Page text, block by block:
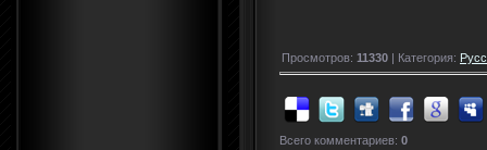
Просмотров: 11330 | Категория:
Всего комментариев: 0